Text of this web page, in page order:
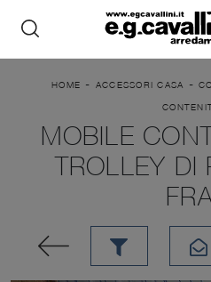
HOME - ACCESSORI CASA -
MOBILE
TROLLEY DI